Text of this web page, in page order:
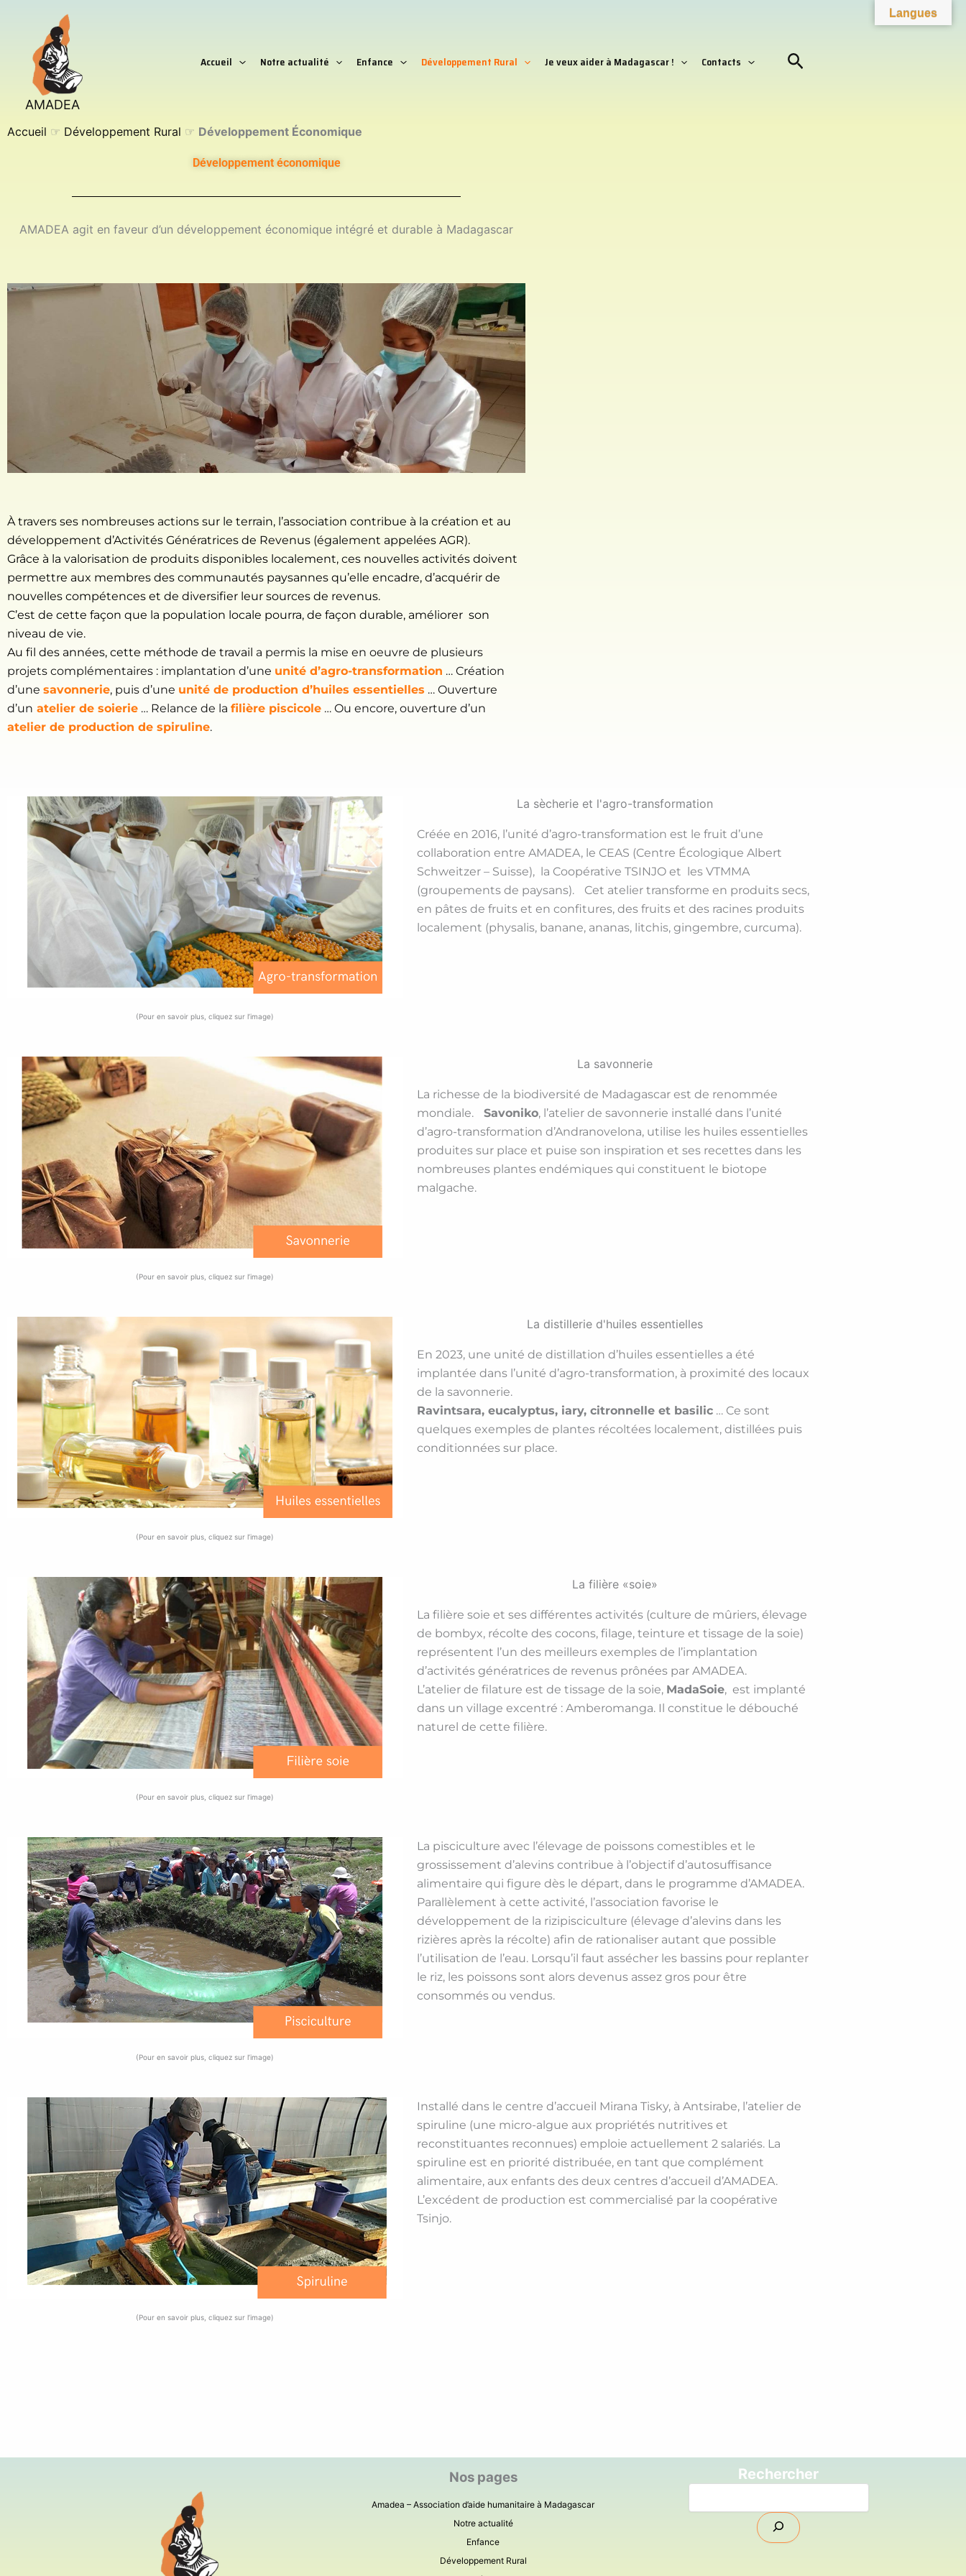
contenu
AMADEA
Accueil Notre actualité Enfance Développement Rural Je veux aider à Madagascar ! Contacts Rechercher
Accueil ☞ Développement Rural ☞ Développement Économique
Développement économique
AMADEA agit en faveur d’un développement économique intégré et durable à Madagascar
À travers ses nombreuses actions sur le terrain, l’association contribue à la création et au
développement d’Activités Génératrices de Revenus (également appelées AGR).
Grâce à la valorisation de produits disponibles localement, ces nouvelles activités doivent
permettre aux membres des communautés paysannes qu’elle encadre, d’acquérir de
nouvelles compétences et de diversifier leur sources de revenus.
C’est de cette façon que la population locale pourra, de façon durable, améliorer son
niveau de vie.
Au fil des années, cette méthode de travail a permis la mise en oeuvre de plusieurs
projets complémentaires : implantation d’une unité d’agro-transformation … Création
d’une savonnerie, puis d’une unité de production d’huiles essentielles … Ouverture
d’un atelier de soierie … Relance de la filière piscicole … Ou encore, ouverture d’un
atelier de production de spiruline.
(Pour en savoir plus, cliquez sur l’image)
La sècherie et l'agro-transformation
Créée en 2016, l’unité d’agro-transformation est le fruit d’une
collaboration entre AMADEA, le CEAS (Centre Écologique Albert
Schweitzer – Suisse), la Coopérative TSINJO et les VTMMA
(groupements de paysans). Cet atelier transforme en produits secs,
en pâtes de fruits et en confitures, des fruits et des racines produits
localement (physalis, banane, ananas, litchis, gingembre, curcuma).
(Pour en savoir plus, cliquez sur l’image)
La savonnerie
La richesse de la biodiversité de Madagascar est de renommée
mondiale. Savoniko, l’atelier de savonnerie installé dans l’unité
d’agro-transformation d’Andranovelona, utilise les huiles essentielles
produites sur place et puise son inspiration et ses recettes dans les
nombreuses plantes endémiques qui constituent le biotope
malgache.
(Pour en savoir plus, cliquez sur l’image)
La distillerie d'huiles essentielles
En 2023, une unité de distillation d’huiles essentielles a été
implantée dans l’unité d’agro-transformation, à proximité des locaux
de la savonnerie.
Ravintsara, eucalyptus, iary, citronnelle et basilic … Ce sont
quelques exemples de plantes récoltées localement, distillées puis
conditionnées sur place.
(Pour en savoir plus, cliquez sur l’image)
La filière «soie»
La filière soie et ses différentes activités (culture de mûriers, élevage
de bombyx, récolte des cocons, filage, teinture et tissage de la soie)
représentent l’un des meilleurs exemples de l’implantation
d’activités génératrices de revenus prônées par AMADEA.
L’atelier de filature est de tissage de la soie, MadaSoie, est implanté
dans un village excentré : Amberomanga. Il constitue le débouché
naturel de cette filière.
(Pour en savoir plus, cliquez sur l’image)
La pisciculture avec l’élevage de poissons comestibles et le
grossissement d’alevins contribue à l’objectif d’autosuffisance
alimentaire qui figure dès le départ, dans le programme d’AMADEA.
Parallèlement à cette activité, l’association favorise le
développement de la rizipisciculture (élevage d’alevins dans les
rizières après la récolte) afin de rationaliser autant que possible
l’utilisation de l’eau. Lorsqu’il faut assécher les bassins pour replanter
le riz, les poissons sont alors devenus assez gros pour être
consommés ou vendus.
(Pour en savoir plus, cliquez sur l’image)
Installé dans le centre d’accueil Mirana Tisky, à Antsirabe, l’atelier de
spiruline (une micro-algue aux propriétés nutritives et
reconstituantes reconnues) emploie actuellement 2 salariés. La
spiruline est en priorité distribuée, en tant que complément
alimentaire, aux enfants des deux centres d’accueil d’AMADEA.
L’excédent de production est commercialisé par la coopérative
Tsinjo.
Nos pages
Amadea – Association d’aide humanitaire à Madagascar
Notre actualité
Enfance
Développement Rural
Rechercher
Langues